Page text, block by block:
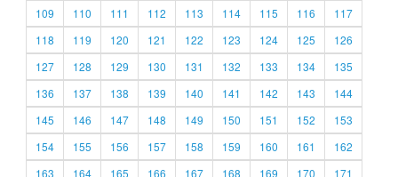
109
110 111 112 113 114 115 116
117
118
119 120 121 122 123 124 125
126
127
128 129 130 131 132 133 134
135
136
137 138 139 140 141 142 143
144
145
146 147 148 149 150 151 152
153
154
155 156 157 158 159 160 161
162
163
164 165 166 167 168 169 170
171